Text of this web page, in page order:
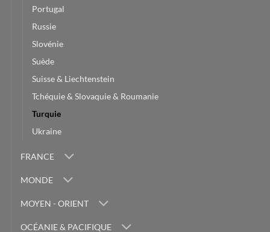
Portugal
Russie
Slovénie
Suède
Suisse & Liechtenstein
Tchéquie & Slovaquie & Roumanie
Turquie
Ukraine
FRANCE
MONDE
MOYEN - ORIENT
OCÉANIE & PACIFIQUE